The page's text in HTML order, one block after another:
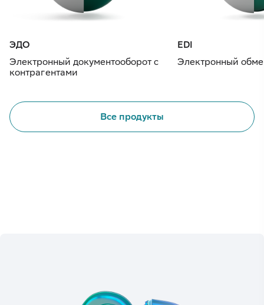
ЭДО
Электронный документооборот с
контрагентами
EDI
Электронный
Все продукты